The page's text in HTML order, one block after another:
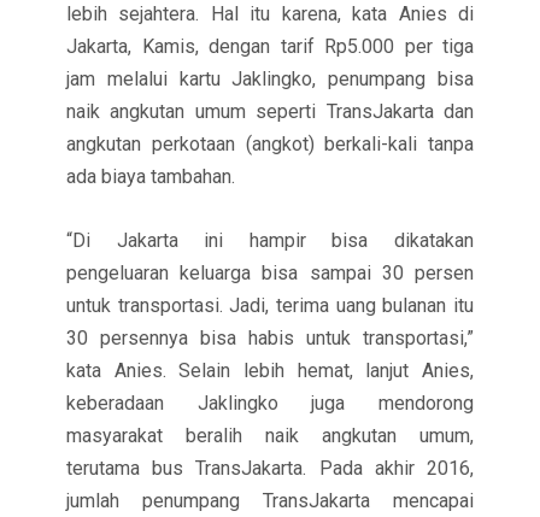
lebih sejahtera. Hal itu karena, kata Anies di
Jakarta, Kamis, dengan tarif Rp5.000 per tiga
jam melalui kartu Jaklingko, penumpang bisa
naik angkutan umum seperti TransJakarta dan
angkutan perkotaan (angkot) berkali-kali tanpa
ada biaya tambahan.
“Di Jakarta ini hampir bisa dikatakan
pengeluaran keluarga bisa sampai 30 persen
untuk transportasi. Jadi, terima uang bulanan itu
30 persennya bisa habis untuk transportasi,”
kata Anies. Selain lebih hemat, lanjut Anies,
keberadaan Jaklingko juga mendorong
masyarakat beralih naik angkutan umum,
terutama bus TransJakarta. Pada akhir 2016,
jumlah penumpang TransJakarta mencapai